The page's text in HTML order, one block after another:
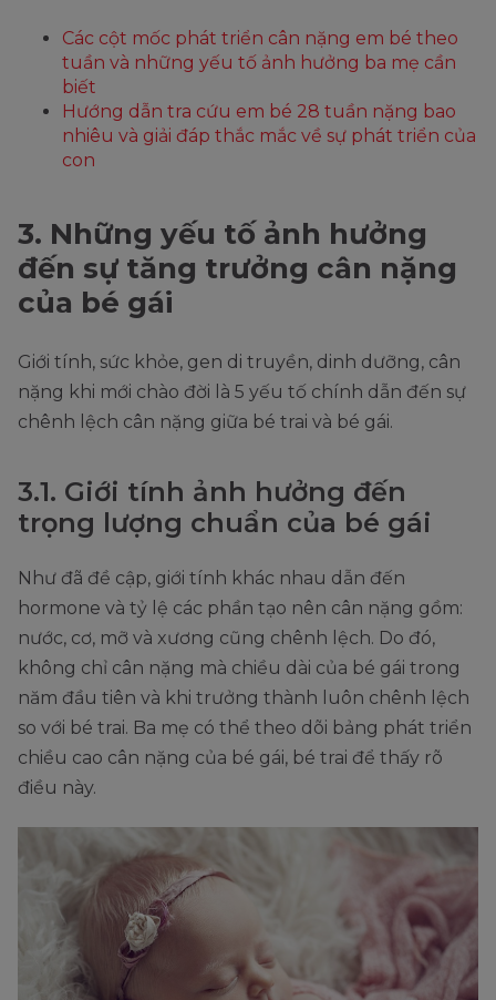
Các cột mốc phát triển cân nặng em bé theo
tuần và những yếu tố ảnh hưởng ba mẹ cần
biết
Hướng dẫn tra cứu em bé 28 tuần nặng bao
nhiêu và giải đáp thắc mắc về sự phát triển của
con
3. Những yếu tố ảnh hưởng
đến sự tăng trưởng cân nặng
của bé gái
Giới tính, sức khỏe, gen di truyền, dinh dưỡng, cân
nặng khi mới chào đời là 5 yếu tố chính dẫn đến sự
chênh lệch cân nặng giữa bé trai và bé gái.
3.1. Giới tính ảnh hưởng đến
trọng lượng chuẩn của bé gái
Như đã đề cập, giới tính khác nhau dẫn đến
hormone và tỷ lệ các phần tạo nên cân nặng gồm:
nước, cơ, mỡ và xương cũng chênh lệch. Do đó,
không chỉ cân nặng mà chiều dài của bé gái trong
năm đầu tiên và khi trưởng thành luôn chênh lệch
so với bé trai. Ba mẹ có thể theo dõi bảng phát triển
chiều cao cân nặng của bé gái, bé trai để thấy rõ
điều này.